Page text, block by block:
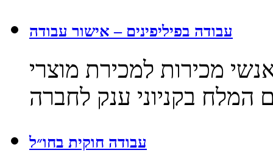
עבודה בפיליפינים – אישור עבודה
מכירות למכירת מוצרי
המלח בקניוני ענק לחברה
עבודה חוקית בחו״ל